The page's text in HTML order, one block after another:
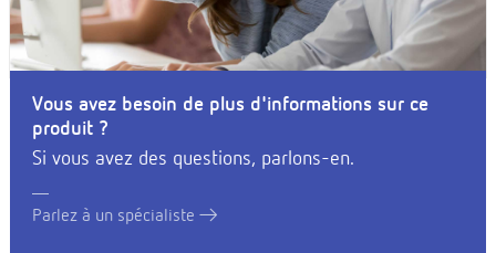
Vous avez besoin de plus d'informations sur ce
produit ?
Si vous avez des questions, parlons-en.
Parlez à un spécialiste